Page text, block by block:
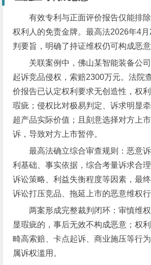
有效专利与正面评价报告仅能排
权利人的免责金牌。最高法2026年4
判要旨，明确了持证维权仍可构成恶意
关联案例中，佛山某智能装备公
起诉竞品侵权，索赔2300万元。法院
价报告已认定权利要求无创造性，权
瑕疵；侵权比对极易判定、诉求明显
超产品实际价值；且刻意选择对方上
诉，导致对方上市暂停。
最高法确立综合审查规则：恶意
利基础、事实依据，综合考量诉求合理
诉讼策略、利益失衡程度等因素，最
诉讼打压竞品、拖延上市的恶意维权行
两案形成完整裁判闭环：审慎维
显瑕疵的，事后无效不构成恶意；权
畸高索赔、卡点起诉、商业施压等行
属诉权滥用。